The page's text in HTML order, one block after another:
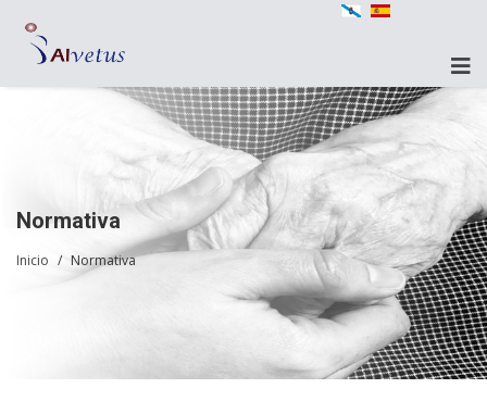
Normativa
Inicio Normativa